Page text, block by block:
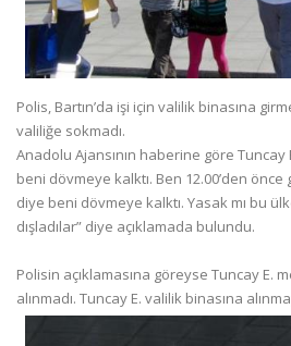
Polis, Bartın’da işi için valilik binasına
valiliğe sokmadı.
Anadolu Ajansının haberine göre Tuncay
beni dövmeye kalktı. Ben 12.00’den
diye beni dövmeye kalktı. Yasak mı bu
dışladılar” diye açıklamada bulundu.
Polisin açıklamasına göreyse Tuncay E.
alınmadı. Tuncay E. valilik binasına